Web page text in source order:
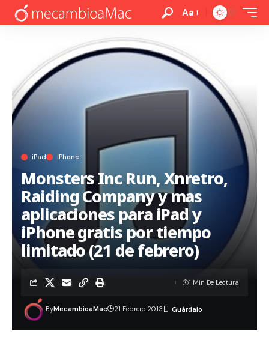
Aa
iPad iPhone
Monsters Inc Run, Xnretro,
Raiding Company y mas
aplicaciones para iPad y
iPhone gratis por tiempo
limitado (21 de febrero)
ByMecambioaMac 21 Febrero 2013
1 Min De Lectura